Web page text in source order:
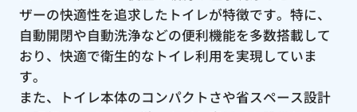
ザーの快適性を追求したトイレが特徴です。特に、
自動開閉や自動洗浄などの便利機能を多数搭載して
おり、快適で衛生的なトイレ利用を実現していま
す。
また、トイレ本体のコンパクトさや省スペース設計